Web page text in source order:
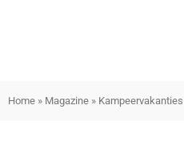
Home » Magazine » Kampeervakanties